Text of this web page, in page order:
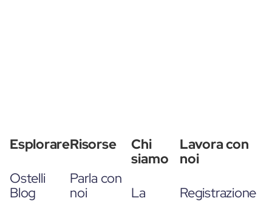
Esplorare
Ostelli
Blog
Risorse
Parla con
noi
Chi
siamo
La
Lavora con
noi
Registrazione